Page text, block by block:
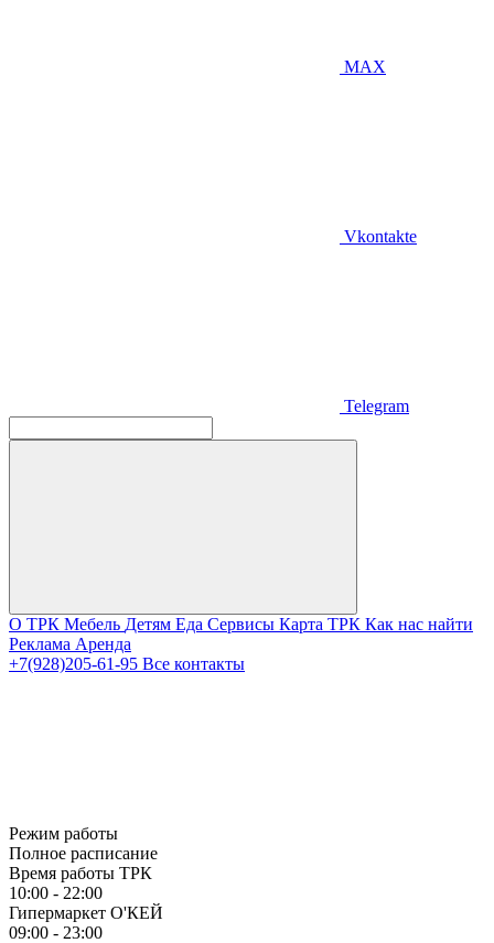
MAX
Vkontakte
Telegram
О ТРК Мебель Детям Еда Сервисы Карта ТРК Как нас найти
Реклама Аренда
+7(928)205-61-95 Все контакты
Режим работы
Полное расписание
Время работы ТРК
10:00 - 22:00
Гипермаркет О'КЕЙ
09:00 - 23:00